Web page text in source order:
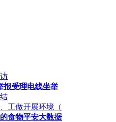
报受理电线坐举
工做开展环境（
食物平安大数据